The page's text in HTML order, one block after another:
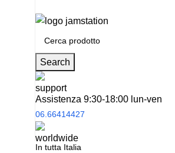
Search
Assistenza 9:30-18:00 lun-ven
06.66414427
In tutta Italia